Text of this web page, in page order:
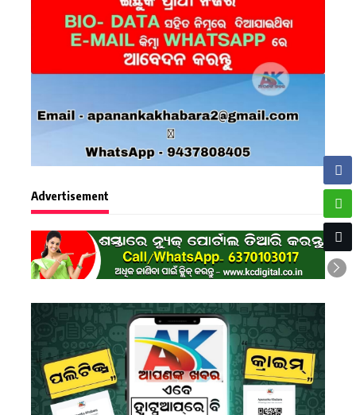
Advertisement